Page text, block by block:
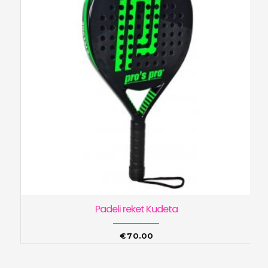
Padeli reket Kudeta
€ 70.00